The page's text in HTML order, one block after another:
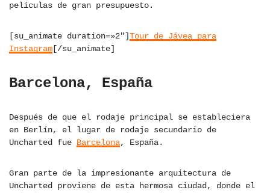
películas de gran presupuesto.
[su_animate duration=»2″]Tour de Jávea para
Instagram [/su_animate]
Barcelona, España
Después de que el rodaje principal se estableciera
en Berlín, el lugar de rodaje secundario de
Uncharted fue Barcelona, España.
Gran parte de la impresionante arquitectura de
Uncharted proviene de esta hermosa ciudad, donde el